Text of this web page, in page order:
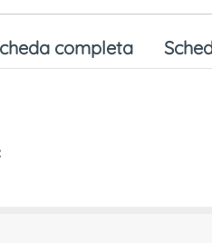
completa